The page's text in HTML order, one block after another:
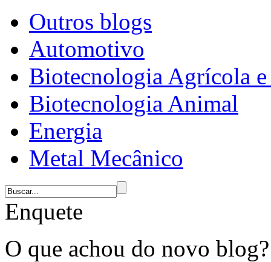
Outros blogs
Automotivo
Biotecnologia Agrícola
Biotecnologia Animal
Energia
Metal Mecânico
Enquete
O que achou do novo blog?